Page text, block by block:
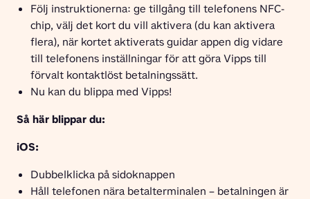
Följ instruktionerna: ge tillgång till telefonens NFC-
chip, välj det kort du vill aktivera (du kan aktivera
flera), när kortet aktiverats guidar appen dig vidare
till telefonens inställningar för att göra Vipps till
förvalt kontaktlöst betalningssätt.
Nu kan du blippa med Vipps!
Så här blippar du:
iOS:
Dubbelklicka på sidoknappen
Håll telefonen nära betalterminalen – betalningen är